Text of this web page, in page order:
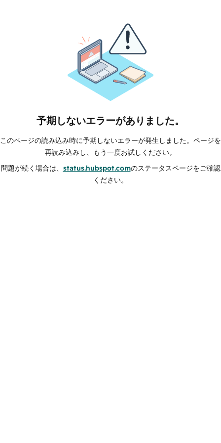
予期しないエラーがありました。
このページの読み込み時に予期しないエラーが発生しました。ページを
再読み込みし、もう一度お試しください。
問題が続く場合は、 status.hubspot.comのステータスページをご確認
ください。